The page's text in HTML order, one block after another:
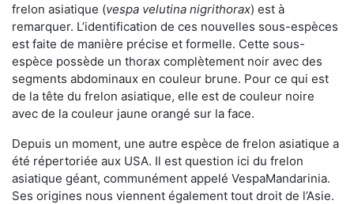
frelon asiatique (vespa velutina nigrithorax) est à
remarquer. L’identification de ces nouvelles sous-espèces
est faite de manière précise et formelle. Cette sous-
espèce possède un thorax complètement noir avec des
segments abdominaux en couleur brune. Pour ce qui est
de la tête du frelon asiatique, elle est de couleur noire
avec de la couleur jaune orangé sur la face.
Depuis un moment, une autre espèce de frelon asiatique a
été répertoriée aux USA. Il est question ici du frelon
asiatique géant, communément appelé VespaMandarinia.
Ses origines nous viennent également tout droit de l’Asie.